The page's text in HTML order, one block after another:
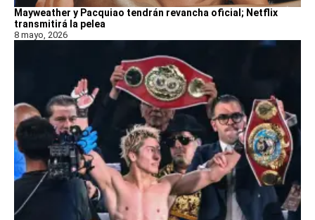
Mayweather y Pacquiao tendrán revancha oficial; Netflix
transmitirá la pelea
8 mayo, 2026